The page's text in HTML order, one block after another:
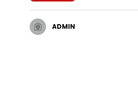
ADMIN